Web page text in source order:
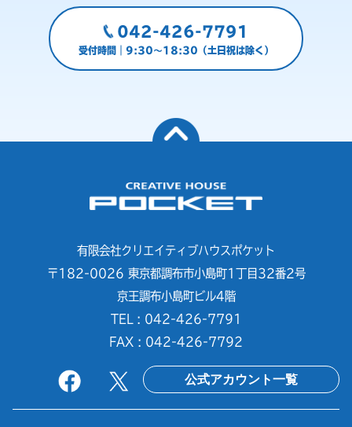
042-426-7791
受付時間｜9:30～18:30（土日祝は除く）
有限会社クリエイティブハウスポケット
〒182-0026 東京都調布市小島町1丁目32番2号
京王調布小島町ビル4階
TEL : 042-426-7791
FAX : 042-426-7792
公式アカウント一覧